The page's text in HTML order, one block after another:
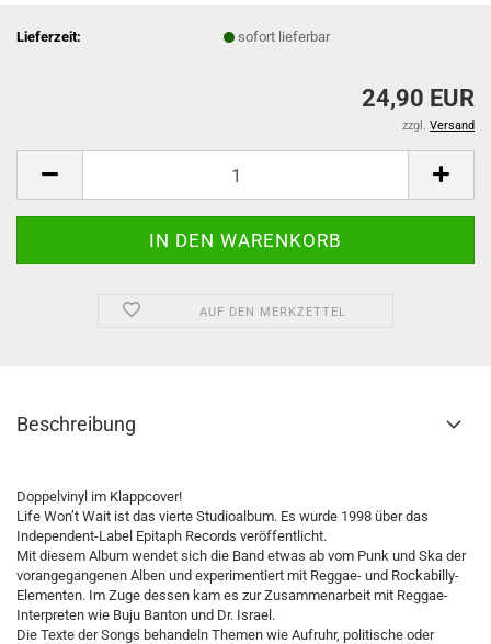
Lieferzeit: sofort lieferbar
24,90 EUR
zzgl. Versand
AUF DEN MERKZETTEL
Beschreibung
Doppelvinyl im Klappcover!
Life Won’t Wait ist das vierte Studioalbum. Es wurde 1998 über das
Independent-Label Epitaph Records veröffentlicht.
Mit diesem Album wendet sich die Band etwas ab vom Punk und Ska der
vorangegangenen Alben und experimentiert mit Reggae- und Rockabilly-
Elementen. Im Zuge dessen kam es zur Zusammenarbeit mit Reggae-
Interpreten wie Buju Banton und Dr. Israel.
Die Texte der Songs behandeln Themen wie Aufruhr, politische oder